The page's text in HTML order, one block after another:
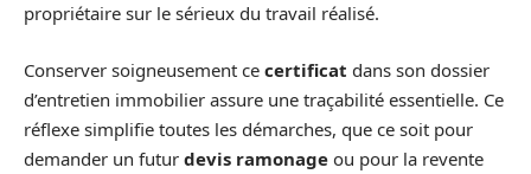
propriétaire sur le sérieux du travail réalisé.
Conserver soigneusement ce certificat dans son dossier
d’entretien immobilier assure une traçabilité essentielle. Ce
réflexe simplifie toutes les démarches, que ce soit pour
demander un futur devis ramonage ou pour la revente